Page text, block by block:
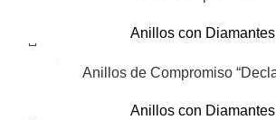
Anillos con Diamantes
Anillos de Compromiso
Anillos con Diamantes